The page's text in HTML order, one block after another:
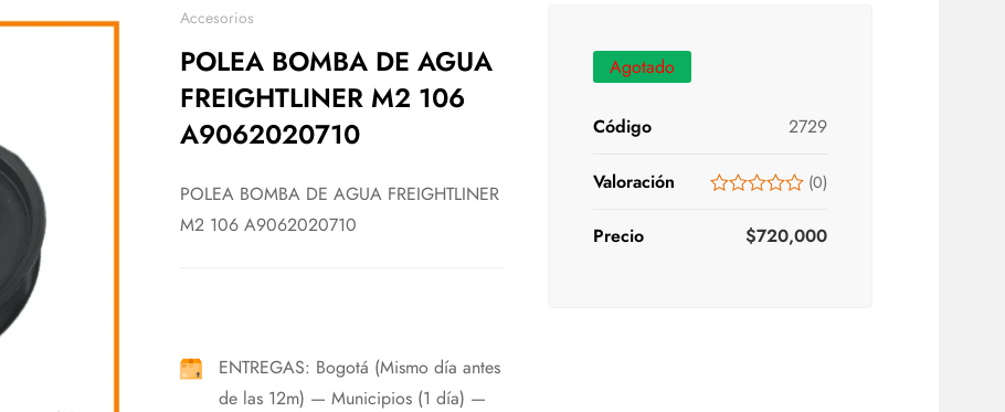
Accesorios
POLEA BOMBA DE AGUA
FREIGHTLINER M2 106
A9062020710
POLEA BOMBA DE AGUA FREIGHTLINER
M2 106 A9062020710
ENTREGAS: Bogotá (Mismo día antes
de las 12m) — Municipios (1 día) —
Agotado
Código 2729
Valoración (0)
Precio $720,000